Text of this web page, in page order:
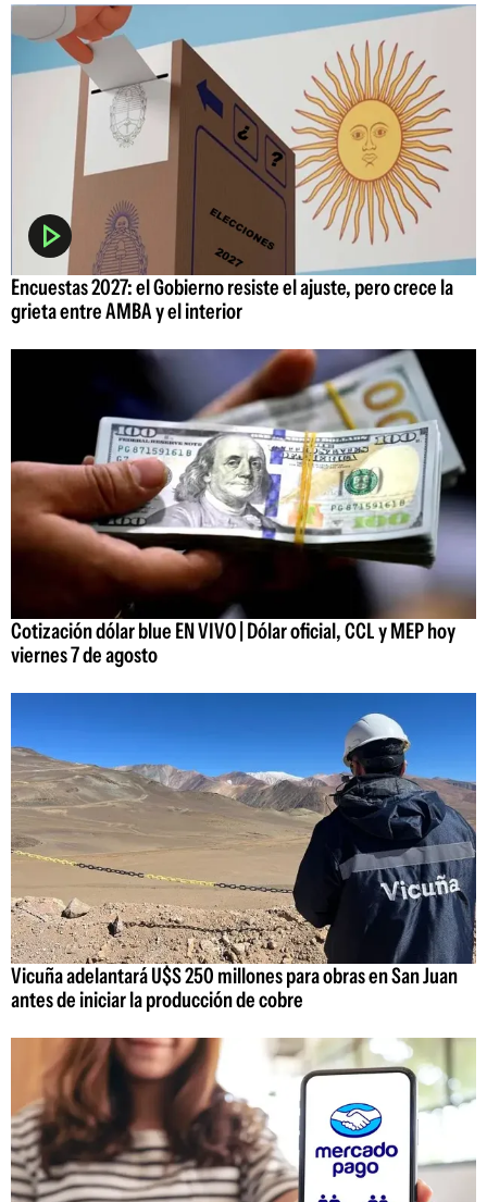
Encuestas 2027: el Gobierno resiste el ajuste, pero crece la
grieta entre AMBA y el interior
Cotización dólar blue EN VIVO | Dólar oficial, CCL y MEP hoy
viernes 7 de agosto
Vicuña adelantará U$S 250 millones para obras en San Juan
antes de iniciar la producción de cobre